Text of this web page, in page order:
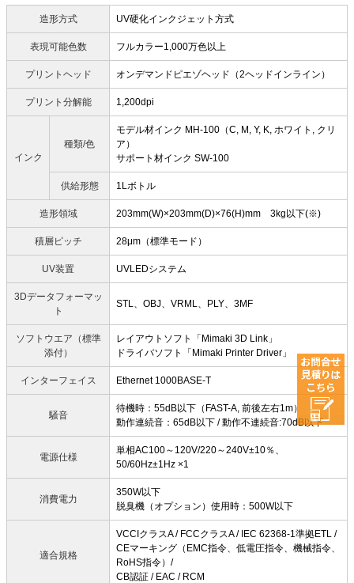
造形方式 UV硬化インクジェット方式
表現可能色数 フルカラー1,000万色以上
プリントヘッド オンデマンドピエゾヘッド（2ヘッドインライン）
プリント分解能 1,200dpi
インク
種類/色
モデル材インク MH-100（C, M, Y, K, ホワイト, クリ
ア）
サポート材インク SW-100
供給形態 1Lボトル
造形領域 203mm(W)×203mm(D)×76(H)mm 3kg以下(※)
積層ピッチ 28μm（標準モード）
UV装置 UVLEDシステム
3Dデータフォーマッ
ト
STL、OBJ、VRML、PLY、3MF
ソフトウエア（標準
添付）
レイアウトソフト「Mimaki 3D Link」
ドライバソフト「Mimaki Printer Driver」
インターフェイス Ethernet 1000BASE-T
騒音
待機時：55dB以下（FAST-A, 前後左右1m）
動作連続音：65dB以下 / 動作不連続音:70dB以下
電源仕様
単相AC100～120V/220～240V±10％、
50/60Hz±1Hz ×1
消費電力
350W以下
脱臭機（オプション）使用時：500W以下
適合規格
VCCIクラスA / FCCクラスA / IEC 62368-1準拠ETL /
CEマーキング（EMC指令、低電圧指令、機械指令、
RoHS指令）/
CB認証 / EAC / RCM